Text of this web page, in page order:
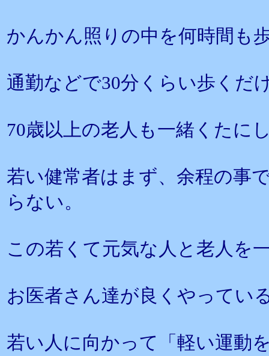
かんかん照りの中を何時間も
通勤などで30分くらい歩くだ
70歳以上の老人も一緒くたに
若い健常者はまず、余程の事
らない。
この若くて元気な人と老人を
お医者さん達が良くやってい
若い人に向かって「軽い運動